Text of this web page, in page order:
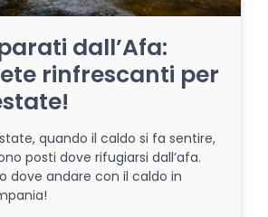
dall’Afa:
rinfrescanti per
quando il caldo si fa sentire,
posti dove rifugiarsi dall’afa.
dove andare con il caldo in